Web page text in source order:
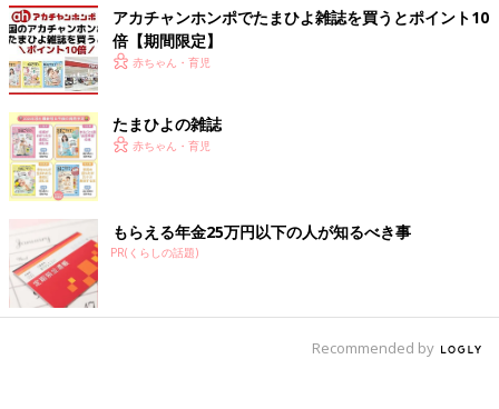
アカチャンホンポでたまひよ雑誌を買うとポイント10
倍【期間限定】
赤ちゃん・育児
たまひよの雑誌
赤ちゃん・育児
もらえる年金25万円以下の人が知るべき事
PR(くらしの話題)
Recommended by